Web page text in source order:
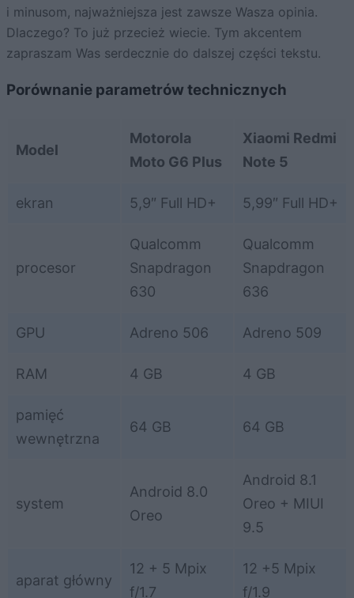
i minusom, najważniejsza jest zawsze Wasza opinia.
Dlaczego? To już przecież wiecie. Tym akcentem
zapraszam Was serdecznie do dalszej części tekstu.
Porównanie parametrów technicznych
Model
Motorola
Moto G6 Plus
Xiaomi Redmi
Note 5
ekran 5,9″ Full HD+ 5,99″ Full HD+
procesor
Qualcomm
Snapdragon
630
Qualcomm
Snapdragon
636
GPU Adreno 506 Adreno 509
RAM 4 GB 4 GB
pamięć
wewnętrzna
64 GB 64 GB
system
Android 8.0
Oreo
Android 8.1
Oreo + MIUI
9.5
aparat główny
12 + 5 Mpix
f/1.7
12 +5 Mpix
f/1.9